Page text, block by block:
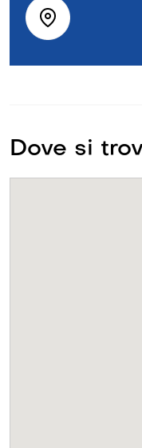
Dove si